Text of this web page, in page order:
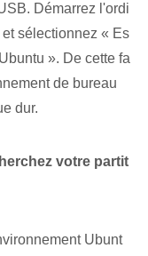
⁢Démarrez l'ordi
sélectionnez « Es
». De cette fa
de bureau
dur.
votre partit
Ubunt